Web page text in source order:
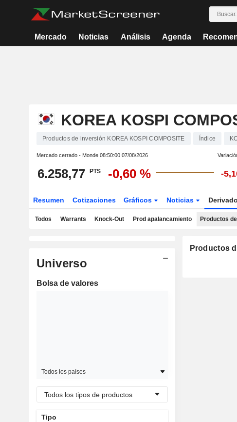
Mercado Noticias Análisis Agenda
KOREA KOSPI
Productos de inversión KOREA KOSPI COMPOSITE Índice
Mercado cerrado - Monde 08:50:00 07/08/2026
6.258,77 PTS -0,60 % -
Resumen Cotizaciones Gráficos Noticias
Todos Warrants Knock-Out Prod apalancamiento Productos
Universo
Bolsa de valores
Todos los países
Todos los tipos de productos
Tipo
Productos